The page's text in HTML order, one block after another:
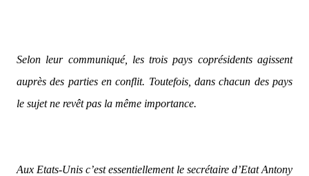
Selon leur communiqué, les trois pays coprésidents agissent
auprès des parties en conflit. Toutefois, dans chacun des pays
le sujet ne revêt pas la même importance.
Aux Etats-Unis c’est essentiellement le secrétaire d’Etat Antony